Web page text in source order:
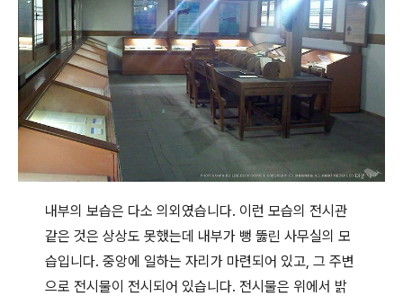
내부의 보습은 다소 의외였습니다. 이런 모습의 전시관
같은 것은 상상도 못했는데 내부가 뻥 뚫린 사무실의 모
습입니다. 중앙에 일하는 자리가 마련되어 있고, 그 주변
으로 전시물이 전시되어 있습니다. 전시물은 위에서 밝